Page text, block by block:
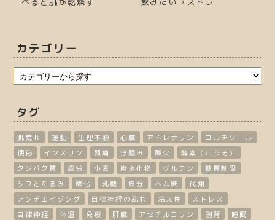
カテゴリー
タグ
肌荒れ 運動 生理不順 心臓 アドレナリン
コルチゾール
便秘
インスリン 頭痛 浮腫み 酸欠
酵素（こうそ）
タンパク質
疲労 小麦 炭水化物 グルテン
糖質制限
シワとたるみ
酸化 乳糖 鉄分 ヘム鉄
代謝
アンチエイジング
自律神経の乱れ 冷え性
ストレス
自律神経
体温 免疫 肝臓 アセチルコリン 副腎
睡眠